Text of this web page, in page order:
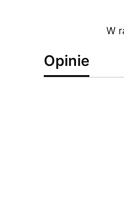
W
Opinie